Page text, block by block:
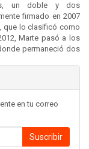
un doble y dos
firmado en 2007
que lo clasificó como
Marte pasó a los
permaneció dos
en tu correo
Suscribir